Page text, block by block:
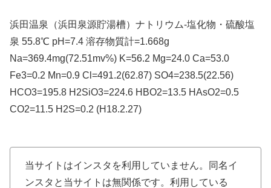
浜田温泉（浜田泉源貯湯槽）ナトリウム-塩化物・硫酸塩
泉 55.8℃ pH=7.4 溶存物質計=1.668g
Na=369.4mg(72.51mv%) K=56.2 Mg=24.0 Ca=53.0
Fe3=0.2 Mn=0.9 Cl=491.2(62.87) SO4=238.5(22.56)
HCO3=195.8 H2SiO3=224.6 HBO2=13.5 HAsO2=0.5
CO2=11.5 H2S=0.2 (H18.2.27)
当サイトはインスタを利用していません。同名イ
ンスタと当サイトは無関係です。利用している